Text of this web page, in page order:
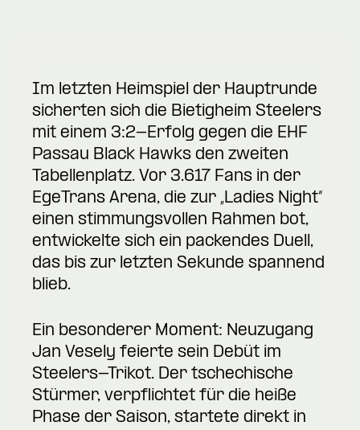
Im letzten Heimspiel der Hauptrunde
sicherten sich die Bietigheim Steelers
mit einem 3:2-Erfolg gegen die EHF
Passau Black Hawks den zweiten
Tabellenplatz. Vor 3.617 Fans in der
EgeTrans Arena, die zur „Ladies Night“
einen stimmungsvollen Rahmen bot,
entwickelte sich ein packendes Duell,
das bis zur letzten Sekunde spannend
blieb.
Ein besonderer Moment: Neuzugang
Jan Vesely feierte sein Debüt im
Steelers-Trikot. Der tschechische
Stürmer, verpflichtet für die heiße
Phase der Saison, startete direkt in